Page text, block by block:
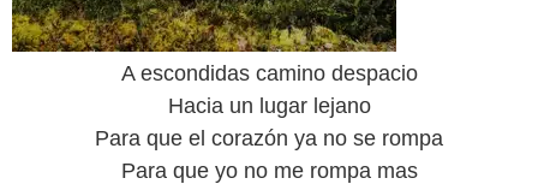
A escondidas camino despacio
Hacia un lugar lejano
Para que el corazón ya no se rompa
Para que yo no me rompa mas